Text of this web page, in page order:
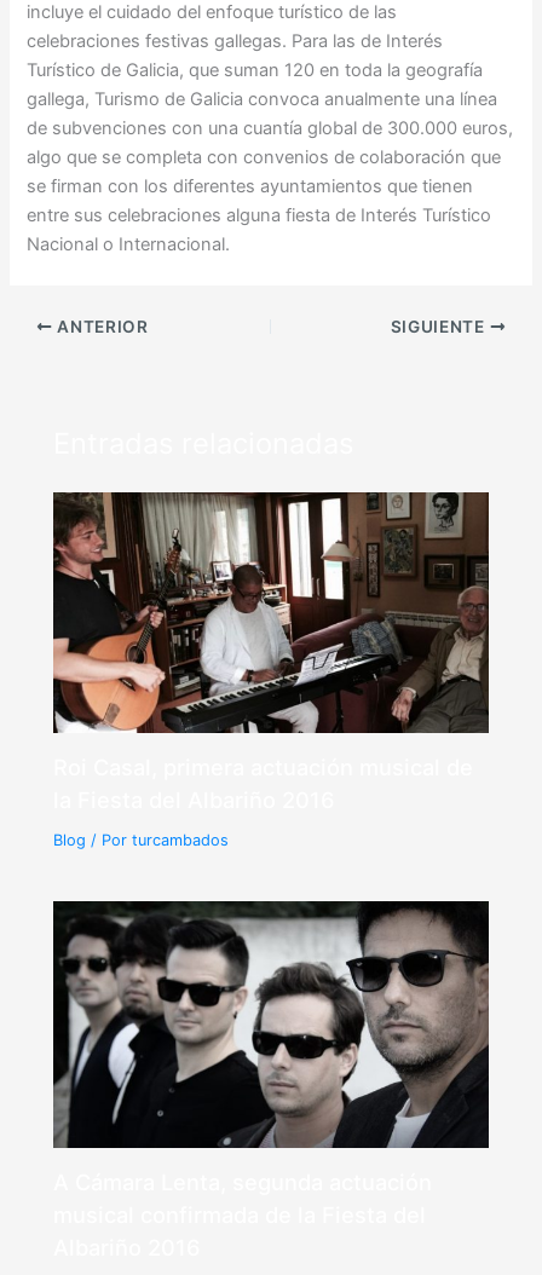
incluye el cuidado del enfoque turístico de las
celebraciones festivas gallegas. Para las de Interés
Turístico de Galicia, que suman 120 en toda la geografía
gallega, Turismo de Galicia convoca anualmente una línea
de subvenciones con una cuantía global de 300.000 euros,
algo que se completa con convenios de colaboración que
se firman con los diferentes ayuntamientos que tienen
entre sus celebraciones alguna fiesta de Interés Turístico
Nacional o Internacional.
ANTERIOR SIGUIENTE
Blog / Porturcambados